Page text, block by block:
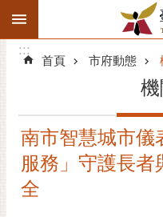
跳到主要內容區塊
搜
階
精彩府城
市府動態
:::
:::
首頁 市府動態
南市智慧城市儀
服務」守護長者
全